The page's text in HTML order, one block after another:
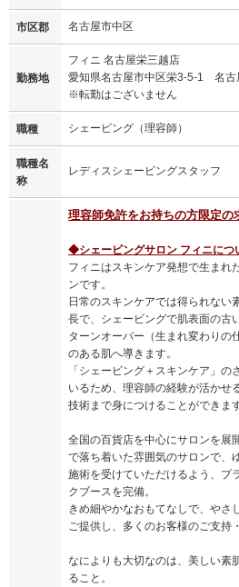
市区郡 名古屋市中区
勤務地
フィニ 名古屋栄三越店
愛知県名古屋市中区栄3-5-1 名古
※転勤はございません
職種 シェービング（理容師）
職種名
称
レディスシェービングスタッフ
理容師免許をお持ちの方限定の
◆シェービングサロン フィニに
フィニはスキンケア発想で生まれ
ンです。
日常のスキンケアでは得られない
長で、シェービングで肌表面の古
ターンオーバー（生まれ変わりの
のある肌へ導きます。
「シェービング＋スキンケア」
いるため、理容師の経験が活かせ
技術まで身につけることができます
全国の百貨店を中心にサロンを展
で落ち着いた雰囲気のサロンで、
施術を受けていただけるよう、プ
クブースを完備。
きめ細やかなおもてなしで、やさ
ご提供し、多くのお客様のご支持
なによりも大切なのは、美しい素
ること。